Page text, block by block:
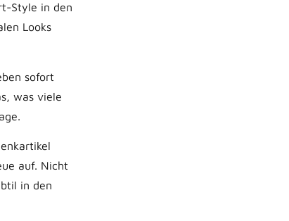
Style in den
Looks
sofort
was viele
auf. Nicht
in den